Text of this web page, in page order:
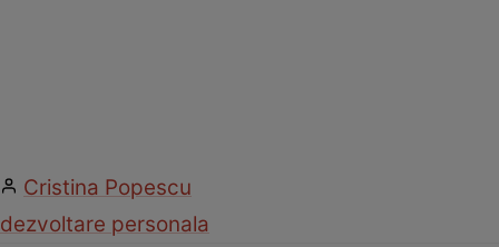
Cristina Popescu
dezvoltare personala